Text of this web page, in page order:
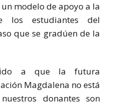
modelo de apoyo a la
los estudiantes del
que se gradúen de la
a que la futura
Magdalena no está
donantes son